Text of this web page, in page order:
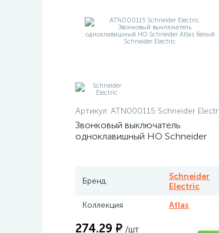
Артикул: ATN000115 Schneider Electric
Звонковый выключатель
одноклавишный НО Schneider
Бренд
Schneider
Electric
Коллекция
Atlas
274.29 ₽ /шт